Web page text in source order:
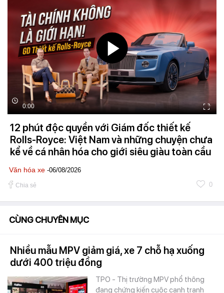
0:00
12 phút độc quyền với Giám đốc thiết kế
Rolls-Royce: Việt Nam và những chuyện chưa
kể về cá nhân hóa cho giới siêu giàu toàn cầu
Văn hóa xe -06/08/2026
Chia sẻ 0
CÙNG CHUYÊN MỤC
Nhiều mẫu MPV giảm giá, xe 7 chỗ hạ xuống
dưới 400 triệu đồng
TPO - Thị trường MPV phổ thông
đang chứng kiến cuộc cạnh tranh